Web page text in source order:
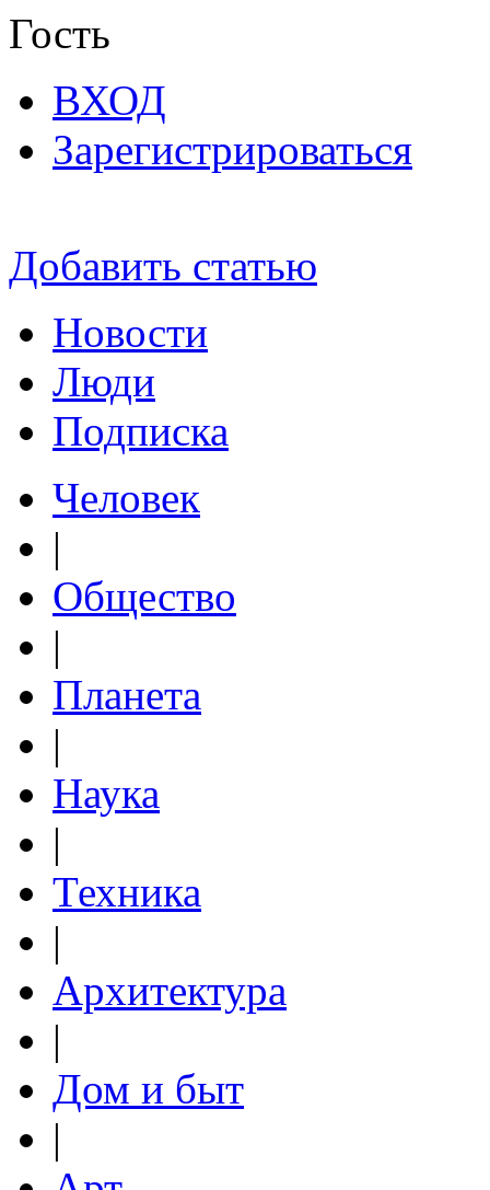
Гость
ВХОД
Зарегистрироваться
Добавить статью
Новости
Люди
Подписка
Человек
|
Общество
|
Планета
|
Наука
|
Техника
|
Архитектура
|
Дом и быт
|